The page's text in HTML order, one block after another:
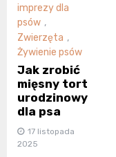
imprezy dla
psów ,
Zwierzęta ,
Żywienie psów
Jak zrobić
mięsny tort
urodzinowy
dla psa
17 listopada
2025